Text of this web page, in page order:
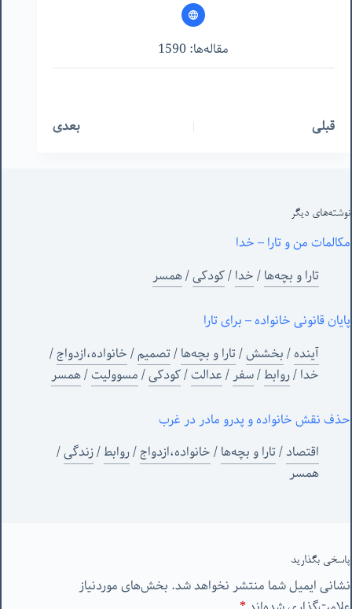
مقاله‌ها: 1590
قبلی بعدی
نوشته‌های‌ دیگر
مکالمات من و تارا – خدا
تارا و بچه‌ها/خدا/کودکی/همسر
پایان قانونی خانواده – برای تارا
آینده/بخشش/تارا و بچه‌ها/تصمیم/خانواده،ازدواج/
خدا/روابط/سفر/عدالت/کودکی/مسوولیت/همسر
حذف نقش خانواده و پدرو مادر در غرب
اقتصاد/تارا و بچه‌ها/خانواده،ازدواج/روابط/زندگی/
همسر
پاسخی بگذارید
نشانی ایمیل شما منتشر نخواهد شد. بخش‌های موردنیاز